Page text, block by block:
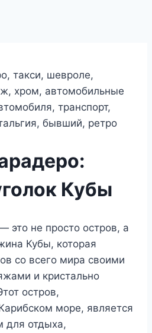
Кубы
это не просто остров, а
Кубы, которая
со всего мира своими
и кристально
остров,
море, является
для отдыха,